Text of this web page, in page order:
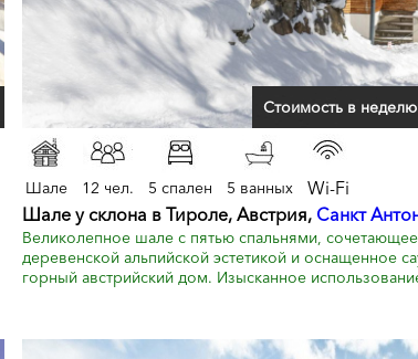
Стоимость в
Шале 12 чел. 5 спален 5 ванных
Wi-Fi
Шале у склона в Тироле, Австрия, Санкт
Великолепное шале с пятью спальнями,
деревенской альпийской эстетикой и оснащенное
горный австрийский дом. Изысканное